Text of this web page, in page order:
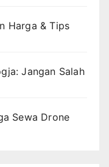
Harga & Tips
Jangan Salah
Sewa Drone